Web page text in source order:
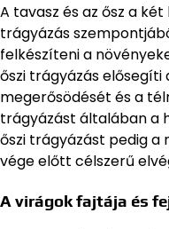
A tavasz és az ősz a
trágyázás
felkészíteni a
őszi trágyázás elősegíti
megerősödését és a
trágyázást általában a
őszi trágyázást pedig a
vége előtt célszerű
A virágok fajtája és